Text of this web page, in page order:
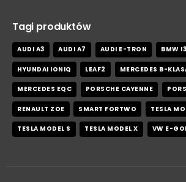
Tagi produktów
AUDI A3 AUDI A7 AUDI E-TRON BMW I3
HYUNDAI IONIQ LEAF2 MERCEDES B-
MERCEDES EQC PORSCHE CAYENNE
RENAULT ZOE SMART FORTWO TESLA
TESLA MODEL S TESLA MODEL X VW E-